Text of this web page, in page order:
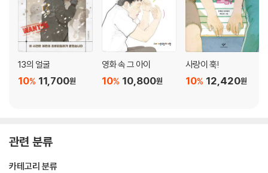
13의 얼굴
11,700원
10%
영화 속 그 아이
10,800원
10%
사랑이 훅!
12,420원
10%
관련 분류
카테고리 분류